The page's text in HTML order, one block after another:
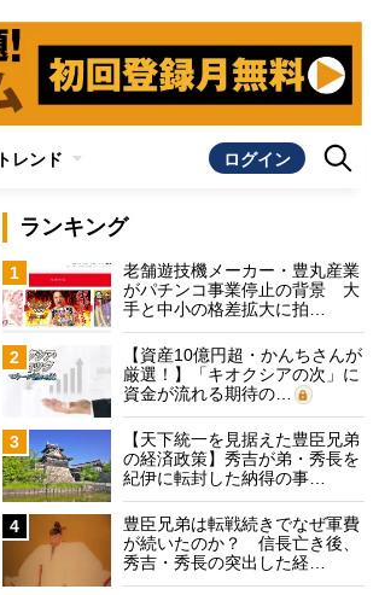
トレンド ログイン
ランキング
1
老舗遊技機メーカー・豊丸産業
がパチンコ事業停止の背景 大
手と中小の格差拡大に拍…
2
【資産10億円超・かんちさんが
厳選！】「キオクシアの次」に
資金が流れる期待の…
3
【天下統一を見据えた豊臣兄弟
の経済政策】秀吉が弟・秀長を
紀伊に転封した納得の事…
4
豊臣兄弟は転戦続きでなぜ軍費
が続いたのか？ 信長亡き後、
秀吉・秀長の突出した経…